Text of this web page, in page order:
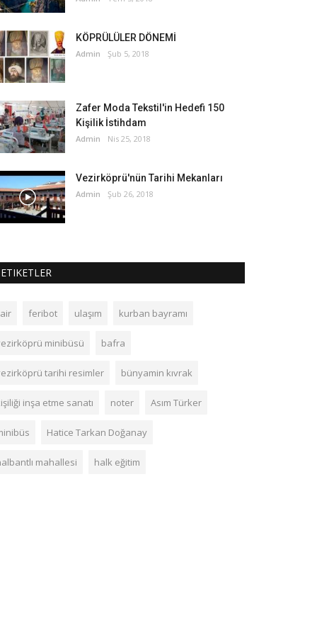
KÖPRÜLÜLER DÖNEMİ
Admin Şub 5, 2018
Zafer Moda Tekstil'in Hedefi 150
Kişilik İstihdam
Admin Nis 25, 2018
Vezirköprü'nün Tarihi Mekanları
Admin Şub 26, 2018
ETIKETLER
feribot ulaşım kurban bayramı
minibüsü bafra
tarihi resimler bünyamin kıvrak
inşa etme sanatı noter Asım Türker
Hatice Tarkan Doğanay
mahallesi halk eğitim